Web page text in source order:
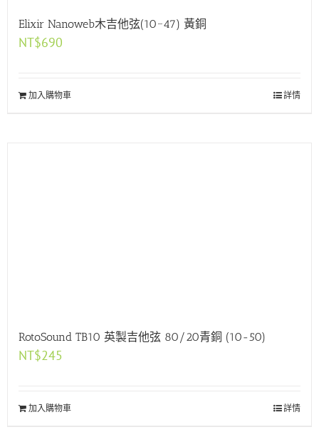
Elixir Nanoweb木吉他弦(10~47) 黃銅
NT$690
加入購物車 詳情
RotoSound TB10 英製吉他弦 80/20青銅 (10-50)
NT$245
加入購物車 詳情